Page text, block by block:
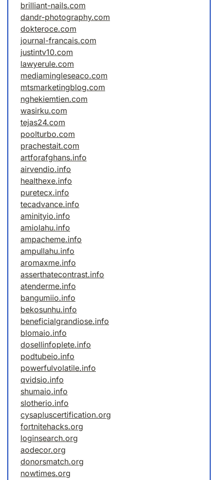
brilliant-nails.com
dandr-photography.com
dokteroce.com
journal-francais.com
justintv10.com
lawyerule.com
mediamingleseaco.com
mtsmarketingblog.com
nghekiemtien.com
wasirku.com
tejas24.com
poolturbo.com
prachestait.com
artforafghans.info
airvendio.info
healthexe.info
puretecx.info
tecadvance.info
aminityio.info
amiolahu.info
ampacheme.info
ampullahu.info
aromaxme.info
asserthatecontrast.info
atenderme.info
bangumiio.info
bekosunhu.info
beneficialgrandiose.info
blomaio.info
dosellinfoplete.info
podtubeio.info
powerfulvolatile.info
qvidsio.info
shumaio.info
slotherio.info
cysapluscertification.org
fortnitehacks.org
loginsearch.org
aodecor.org
donorsmatch.org
nowtimes.org